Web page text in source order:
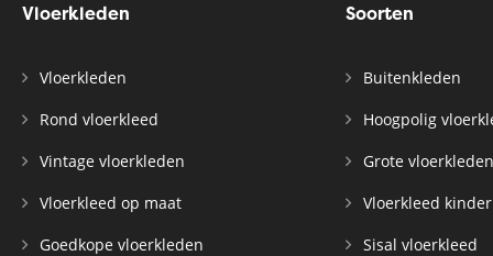
Vloerkleden
Vloerkleden
Rond vloerkleed
Vintage vloerkleden
Vloerkleed op maat
Goedkope vloerkleden
Soorten
Buitenkleden
Hoogpolig
Grote vloerkleden
Vloerkleed
Sisal vloerkleed